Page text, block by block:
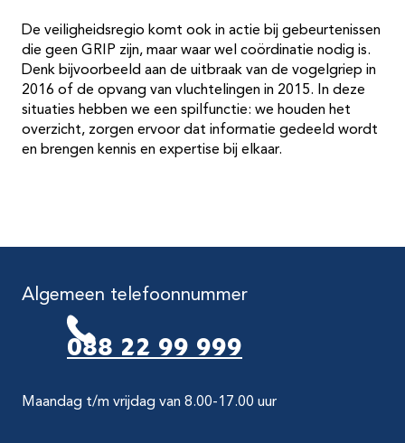
De veiligheidsregio komt ook in actie bij gebeurtenissen
die geen GRIP zijn, maar waar wel coördinatie nodig is.
Denk bijvoorbeeld aan de uitbraak van de vogelgriep in
2016 of de opvang van vluchtelingen in 2015. In deze
situaties hebben we een spilfunctie: we houden het
overzicht, zorgen ervoor dat informatie gedeeld wordt
en brengen kennis en expertise bij elkaar.
Algemeen telefoonnummer
088 22 99 999
Maandag t/m vrijdag van 8.00-17.00 uur